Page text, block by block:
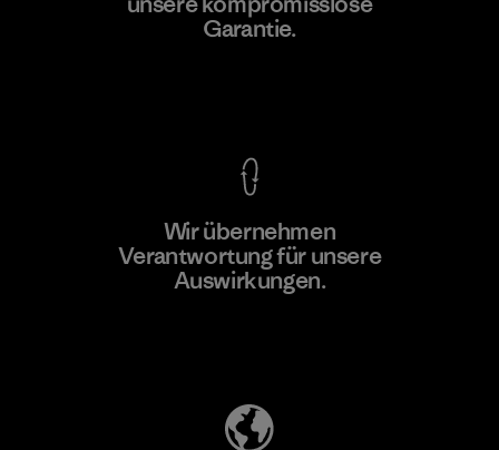
Material-supplier
Garantie.
Wir übernehmen
Verantwortung für unsere
Auswirkungen.